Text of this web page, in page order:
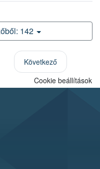
142
Következő
Cookie beállítások